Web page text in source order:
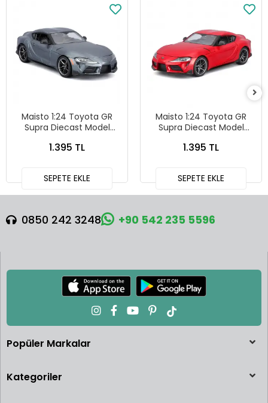
Maisto 1:24 Toyota GR
Supra Diecast Model
1.395 TL
SEPETE EKLE
Maisto 1:24 Toyota GR
Supra Diecast Model
1.395 TL
SEPETE EKLE
0850 242 3248 +90 542 235 5596
Popüler Markalar
Kategoriler